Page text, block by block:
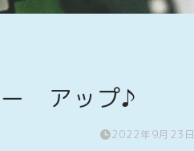
ー アップ♪
2022年9月23日